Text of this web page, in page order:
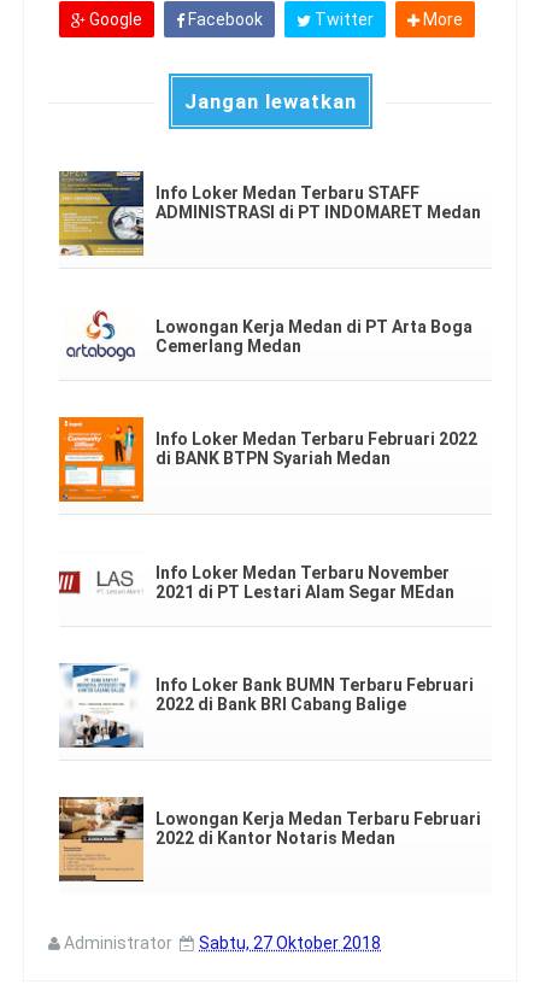
Google Facebook Twitter More
Jangan lewatkan
Info Loker Medan Terbaru STAFF
ADMINISTRASI di PT INDOMARET Medan
Lowongan Kerja Medan di PT Arta Boga
Cemerlang Medan
Info Loker Medan Terbaru Februari 2022
di BANK BTPN Syariah Medan
Info Loker Medan Terbaru November
2021 di PT Lestari Alam Segar MEdan
Info Loker Bank BUMN Terbaru Februari
2022 di Bank BRI Cabang Balige
Lowongan Kerja Medan Terbaru Februari
2022 di Kantor Notaris Medan
Administrator Sabtu, 27 Oktober 2018